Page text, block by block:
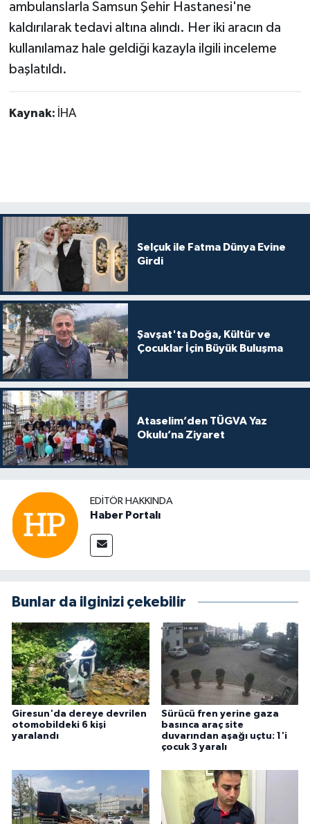
ambulanslarla Samsun Şehir Hastanesi'ne
kaldırılarak tedavi altına alındı. Her iki aracın da
kullanılamaz hale geldiği kazayla ilgili inceleme
başlatıldı.
Kaynak: İHA
Selçuk ile Fatma Dünya Evine
Girdi
Şavşat'ta Doğa, Kültür ve
Çocuklar İçin Büyük Buluşma
Ataselim’den TÜGVA Yaz
Okulu’na Ziyaret
EDITÖR HAKKINDA
Haber Portalı
Bunlar da ilginizi çekebilir
Giresun'da dereye devrilen
otomobildeki 6 kişi
yaralandı
Sürücü fren yerine gaza
basınca araç site
duvarından aşağı uçtu: 1'i
çocuk 3 yaralı